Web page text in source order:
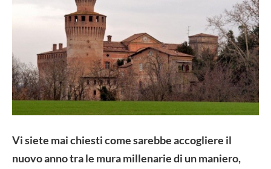
Vi siete mai chiesti come sarebbe accogliere il
nuovo anno tra le mura millenarie di un maniero,